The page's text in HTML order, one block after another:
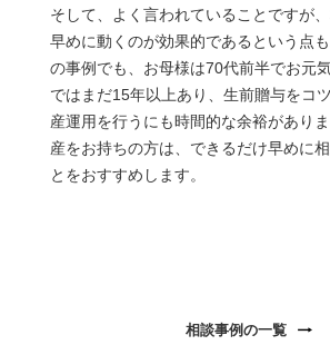
そして、よく言われていることですが
早めに動くのが効果的であるという点
の事例でも、お母様は70代前半でお元
ではまだ15年以上あり、生前贈与をコ
産運用を行うにも時間的な余裕があり
産をお持ちの方は、できるだけ早めに
とをおすすめします。
相談事例の一覧